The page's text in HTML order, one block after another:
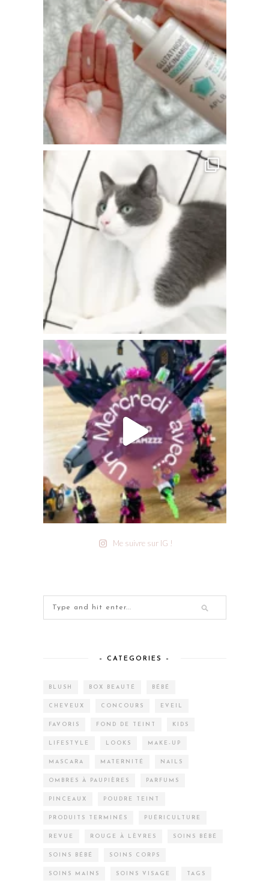
Me suivre sur IG !
– CATEGORIES –
BLUSH BOX BEAUTÉ BÉBÉ
CHEVEUX CONCOURS EVEIL
FAVORIS FOND DE TEINT KIDS
LIFESTYLE LOOKS MAKE-UP
MASCARA MATERNITÉ NAILS
OMBRES À PAUPIÈRES PARFUMS
PINCEAUX POUDRE TEINT
PRODUITS TERMINÉS PUÉRICULTURE
REVUE ROUGE À LÈVRES SOINS BÉBÉ
SOINS BÉBÉ SOINS CORPS
SOINS MAINS SOINS VISAGE TAGS